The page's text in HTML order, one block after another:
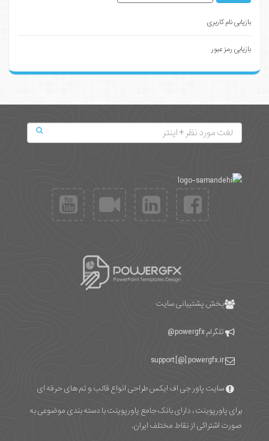
بازیابی نام کاربری
بازیابی رمز عبور
بخش پشتیبانی سایت
تلگرامpowergfx@
سایت پاور جی اف ایکس طراحی انواع قالب و تم های حرفه ای
برای پاورپوینت ، دارای بانک جامع پاورپوینت با دسته بندی موضوعی به
صورت اشتراکی از نقاط مختلف ایران.